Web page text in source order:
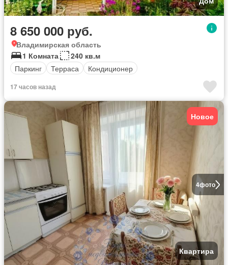
8 650 000 руб.
Владимирская область
1 Комната
240 кв.м
Паркинг
Терраса Кондиционер
17 часов назад
4фото
Новое
Квартира